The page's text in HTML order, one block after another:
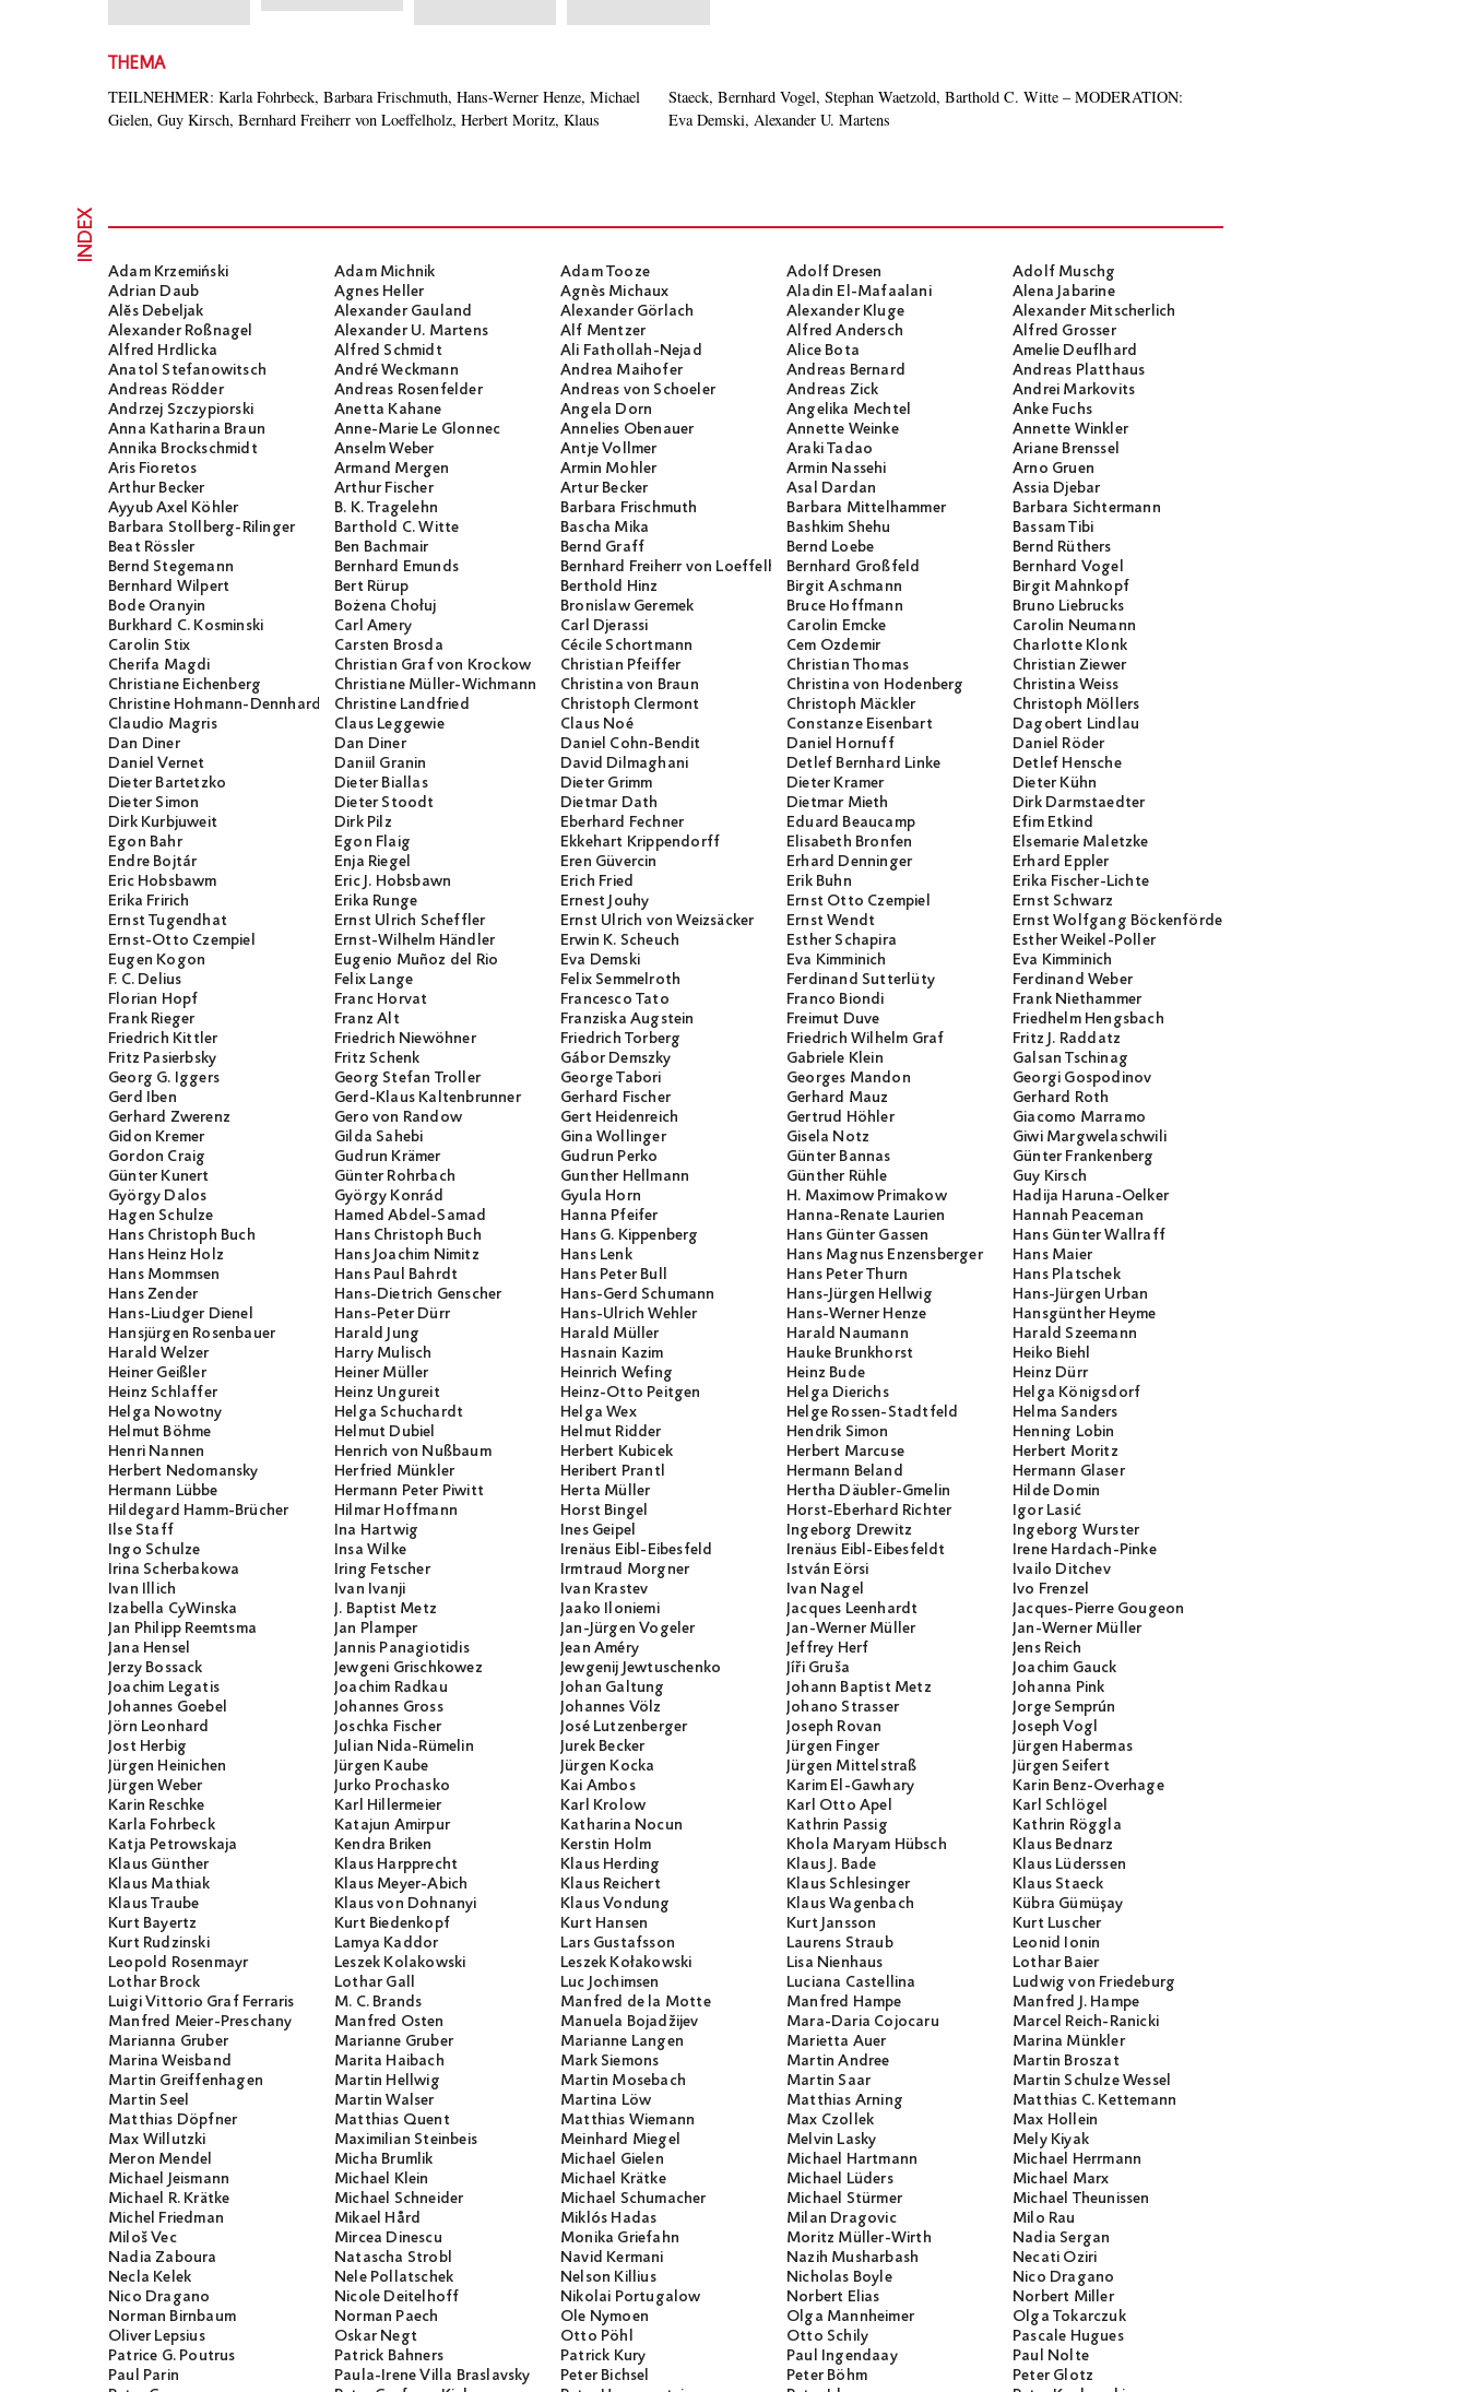
THEMA
TEILNEHMER: Karla Fohrbeck, Barbara Frischmuth, Hans-Werner Henze, Michael
Gielen, Guy Kirsch, Bernhard Freiherr von Loeffelholz, Herbert Moritz, Klaus
Staeck, Bernhard Vogel, Stephan Waetzold, Barthold C. Witte – MODERATION:
Eva Demski, Alexander U. Martens
INDEX
Adam Krzemiński Adam Michnik Adam Tooze Adolf Dresen
Adolf Muschg
Adrian Daub
Agnes Heller Agnès Michaux Aladin El-Mafaalani
Alena Jabarine
Alĕs Debeljak
Alexander Gauland Alexander Görlach Alexander Kluge
Alexander Mitscherlich
Alexander Roßnagel
Alexander U. Martens Alf Mentzer Alfred Andersch
Alfred Grosser
Alfred Hrdlicka
Alfred Schmidt Ali Fathollah-Nejad Alice Bota
Amelie Deuflhard
Anatol Stefanowitsch
André Weckmann Andrea Maihofer Andreas Bernard
Andreas Platthaus
Andreas Rödder
Andreas Rosenfelder Andreas von Schoeler Andreas Zick
Andrei Markovits
Andrzej Szczypiorski
Anetta Kahane Angela Dorn Angelika Mechtel
Anke Fuchs
Anna Katharina Braun
Anne-Marie Le Glonnec Annelies Obenauer Annette Weinke
Annette Winkler
Annika Brockschmidt
Anselm Weber Antje Vollmer Araki Tadao
Ariane Brenssel
Aris Fioretos
Armand Mergen Armin Mohler Armin Nassehi
Arno Gruen
Arthur Becker
Arthur Fischer Artur Becker Asal Dardan
Assia Djebar
Ayyub Axel Köhler
B. K. Tragelehn Barbara Frischmuth Barbara Mittelhammer
Barbara Sichtermann
Barbara Stollberg-Rilinger
Barthold C. Witte Bascha Mika Bashkim Shehu
Bassam Tibi
Beat Rössler
Ben Bachmair Bernd Graff Bernd Loebe
Bernd Rüthers
Bernd Stegemann
Bernhard Emunds Bernhard Freiherr von LoeffelholzBernhard Großfeld
Bernhard Vogel
Bernhard Wilpert
Bert Rürup Berthold Hinz Birgit Aschmann
Birgit Mahnkopf
Bode Oranyin
Bożena Chołuj Bronislaw Geremek Bruce Hoffmann
Bruno Liebrucks
Burkhard C. Kosminski
Carl Amery Carl Djerassi Carolin Emcke
Carolin Neumann
Carolin Stix
Carsten Brosda Cécile Schortmann Cem Özdemir
Charlotte Klonk
Cherifa Magdi
Christian Graf von Krockow Christian Pfeiffer Christian Thomas
Christian Ziewer
Christiane Eichenberg
Christiane Müller-Wichmann Christina von Braun Christina von Hodenberg
Christina Weiss
Christine Hohmann-Dennhardt
Christine Landfried Christoph Clermont Christoph Mäckler
Christoph Möllers
Claudio Magris
Claus Leggewie Claus Noé Constanze Eisenbart
Dagobert Lindlau
Dan Diner
Dan Diner Daniel Cohn-Bendit Daniel Hornuff
Daniel Röder
Daniel Vernet
Daniil Granin David Dilmaghani Detlef Bernhard Linke
Detlef Hensche
Dieter Bartetzko
Dieter Biallas Dieter Grimm Dieter Kramer
Dieter Kühn
Dieter Simon
Dieter Stoodt Dietmar Dath Dietmar Mieth
Dirk Darmstaedter
Dirk Kurbjuweit
Dirk Pilz Eberhard Fechner Eduard Beaucamp
Efim Etkind
Egon Bahr
Egon Flaig Ekkehart Krippendorff Elisabeth Bronfen
Elsemarie Maletzke
Endre Bojtár
Enja Riegel Eren Güvercin Erhard Denninger
Erhard Eppler
Eric Hobsbawm
Eric J. Hobsbawn Erich Fried Erik Buhn
Erika Fischer-Lichte
Erika Fririch
Erika Runge Ernest Jouhy Ernst Otto Czempiel
Ernst Schwarz
Ernst Tugendhat
Ernst Ulrich Scheffler Ernst Ulrich von Weizsäcker Ernst Wendt
Ernst Wolfgang Böckenförde
Ernst-Otto Czempiel
Ernst-Wilhelm Händler Erwin K. Scheuch Esther Schapira
Esther Weikel-Poller
Eugen Kogon
Eugenio Muñoz del Rio Eva Demski Eva Kimminich
Eva Kimminich
F. C. Delius
Felix Lange Felix Semmelroth Ferdinand Sutterlüty
Ferdinand Weber
Florian Hopf
Franc Horvat Francesco Tato Franco Biondi
Frank Niethammer
Frank Rieger
Franz Alt Franziska Augstein Freimut Duve
Friedhelm Hengsbach
Friedrich Kittler
Friedrich Niewöhner Friedrich Torberg Friedrich Wilhelm Graf
Fritz J. Raddatz
Fritz Pasierbsky
Fritz Schenk Gábor Demszky Gabriele Klein
Galsan Tschinag
Georg G. Iggers
Georg Stefan Troller George Tabori Georges Mandon
Georgi Gospodinov
Gerd Iben
Gerd-Klaus Kaltenbrunner Gerhard Fischer Gerhard Mauz
Gerhard Roth
Gerhard Zwerenz
Gero von Randow Gert Heidenreich Gertrud Höhler
Giacomo Marramo
Gidon Kremer
Gilda Sahebi Gina Wollinger Gisela Notz
Giwi Margwelaschwili
Gordon Craig
Gudrun Krämer Gudrun Perko Günter Bannas
Günter Frankenberg
Günter Kunert
Günter Rohrbach Gunther Hellmann Günther Rühle
Guy Kirsch
György Dalos
György Konrád Gyula Horn H. Maximow Primakow
Hadija Haruna-Oelker
Hagen Schulze
Hamed Abdel-Samad Hanna Pfeifer Hanna-Renate Laurien
Hannah Peaceman
Hans Christoph Buch
Hans Christoph Buch Hans G. Kippenberg Hans Günter Gassen
Hans Günter Wallraff
Hans Heinz Holz
Hans Joachim Nimitz Hans Lenk Hans Magnus Enzensberger
Hans Maier
Hans Mommsen
Hans Paul Bahrdt Hans Peter Bull Hans Peter Thurn
Hans Platschek
Hans Zender
Hans-Dietrich Genscher Hans-Gerd Schumann Hans-Jürgen Hellwig
Hans-Jürgen Urban
Hans-Liudger Dienel
Hans-Peter Dürr Hans-Ulrich Wehler Hans-Werner Henze
Hansgünther Heyme
Hansjürgen Rosenbauer
Harald Jung Harald Müller Harald Naumann
Harald Szeemann
Harald Welzer
Harry Mulisch Hasnain Kazim Hauke Brunkhorst
Heiko Biehl
Heiner Geißler
Heiner Müller Heinrich Wefing Heinz Bude
Heinz Dürr
Heinz Schlaffer
Heinz Ungureit Heinz-Otto Peitgen Helga Dierichs
Helga Königsdorf
Helga Nowotny
Helga Schuchardt Helga Wex Helge Rossen-Stadtfeld
Helma Sanders
Helmut Böhme
Helmut Dubiel Helmut Ridder Hendrik Simon
Henning Lobin
Henri Nannen
Henrich von Nußbaum Herbert Kubicek Herbert Marcuse
Herbert Moritz
Herbert Nedomansky
Herfried Münkler Heribert Prantl Hermann Beland
Hermann Glaser
Hermann Lübbe
Hermann Peter Piwitt Herta Müller Hertha Däubler-Gmelin
Hilde Domin
Hildegard Hamm-Brücher
Hilmar Hoffmann Horst Bingel Horst-Eberhard Richter
Igor Lasić
Ilse Staff
Ina Hartwig Ines Geipel Ingeborg Drewitz
Ingeborg Wurster
Ingo Schulze
Insa Wilke Irenäus Eibl-Eibesfeld Irenäus Eibl-Eibesfeldt
Irene Hardach-Pinke
Irina Scherbakowa
Iring Fetscher Irmtraud Morgner István Eörsi
Ivailo Ditchev
Ivan Illich
Ivan Ivanji Ivan Krastev Ivan Nagel
Ivo Frenzel
Izabella CyWinska
J. Baptist Metz Jaako Iloniemi Jacques Leenhardt
Jacques-Pierre Gougeon
Jan Philipp Reemtsma
Jan Plamper Jan-Jürgen Vogeler Jan-Werner Müller
Jan-Werner Müller
Jana Hensel
Jannis Panagiotidis Jean Améry Jeffrey Herf
Jens Reich
Jerzy Bossack
Jewgeni Grischkowez Jewgenij Jewtuschenko Jíři Gruša
Joachim Gauck
Joachim Legatis
Joachim Radkau Johan Galtung Johann Baptist Metz
Johanna Pink
Johannes Goebel
Johannes Gross Johannes Völz Johano Strasser
Jorge Semprún
Jörn Leonhard
Joschka Fischer José Lutzenberger Joseph Rovan
Joseph Vogl
Jost Herbig
Julian Nida-Rümelin Jurek Becker Jürgen Finger
Jürgen Habermas
Jürgen Heinichen
Jürgen Kaube Jürgen Kocka Jürgen Mittelstraß
Jürgen Seifert
Jürgen Weber
Jurko Prochasko Kai Ambos Karim El-Gawhary
Karin Benz-Overhage
Karin Reschke
Karl Hillermeier Karl Krolow Karl Otto Apel
Karl Schlögel
Karla Fohrbeck
Katajun Amirpur Katharina Nocun Kathrin Passig
Kathrin Röggla
Katja Petrowskaja
Kendra Briken Kerstin Holm Khola Maryam Hübsch
Klaus Bednarz
Klaus Günther
Klaus Harpprecht Klaus Herding Klaus J. Bade
Klaus Lüderssen
Klaus Mathiak
Klaus Meyer-Abich Klaus Reichert Klaus Schlesinger
Klaus Staeck
Klaus Traube
Klaus von Dohnanyi Klaus Vondung Klaus Wagenbach
Kübra Gümüşay
Kurt Bayertz
Kurt Biedenkopf Kurt Hansen Kurt Jansson
Kurt Luscher
Kurt Rudzinski
Lamya Kaddor Lars Gustafsson Laurens Straub
Leonid Ionin
Leopold Rosenmayr
Leszek Kolakowski Leszek Kołakowski Lisa Nienhaus
Lothar Baier
Lothar Brock
Lothar Gall Luc Jochimsen Luciana Castellina
Ludwig von Friedeburg
Luigi Vittorio Graf Ferraris
M. C. Brands Manfred de la Motte Manfred Hampe
Manfred J. Hampe
Manfred Meier-Preschany
Manfred Osten Manuela Bojadžijev Mara-Daria Cojocaru
Marcel Reich-Ranicki
Marianna Gruber
Marianne Gruber Marianne Langen Marietta Auer
Marina Münkler
Marina Weisband
Marita Haibach Mark Siemons Martin Andree
Martin Broszat
Martin Greiffenhagen
Martin Hellwig Martin Mosebach Martin Saar
Martin Schulze Wessel
Martin Seel
Martin Walser Martina Löw Matthias Arning
Matthias C. Kettemann
Matthias Döpfner
Matthias Quent Matthias Wiemann Max Czollek
Max Hollein
Max Willutzki
Maximilian Steinbeis Meinhard Miegel Melvin Lasky
Mely Kiyak
Meron Mendel
Micha Brumlik Michael Gielen Michael Hartmann
Michael Herrmann
Michael Jeismann
Michael Klein Michael Krätke Michael Lüders
Michael Marx
Michael R. Krätke
Michael Schneider Michael Schumacher Michael Stürmer
Michael Theunissen
Michel Friedman
Mikael Hård Miklós Hadas Milan Dragovic
Milo Rau
Miloš Vec
Mircea Dinescu Monika Griefahn Moritz Müller-Wirth
Nadia Sergan
Nadia Zaboura
Natascha Strobl Navid Kermani Nazih Musharbash
Necati Öziri
Necla Kelek
Nele Pollatschek Nelson Killius Nicholas Boyle
Nico Dragano
Nico Dragano
Nicole Deitelhoff Nikolai Portugalow Norbert Elias
Norbert Miller
Norman Birnbaum
Norman Paech Ole Nymoen Olga Mannheimer
Olga Tokarczuk
Oliver Lepsius
Oskar Negt Otto Pöhl Otto Schily
Pascale Hugues
Patrice G. Poutrus
Patrick Bahners Patrick Kury Paul Ingendaay
Paul Nolte
Paul Parin
Paula-Irene Villa Braslavsky Peter Bichsel Peter Böhm
Peter Glotz